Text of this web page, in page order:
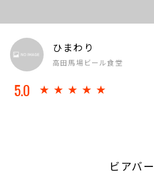
ひまわり
高田馬場ビール食堂
5.0 ★★★★★
ビアバー